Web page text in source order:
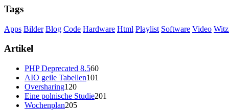
Tags
Apps Bilder Blog Code Hardware Html Playlist Software Video
Artikel
PHP Deprecated 8.560
AIO geile Tabellen101
Oversharing120
Eine polnische Studie201
Wochenplan205